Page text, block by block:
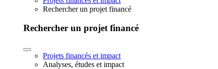
Rechercher un projet financé
Rechercher un projet financé
Projets financés et impact
Analyses, études et impact